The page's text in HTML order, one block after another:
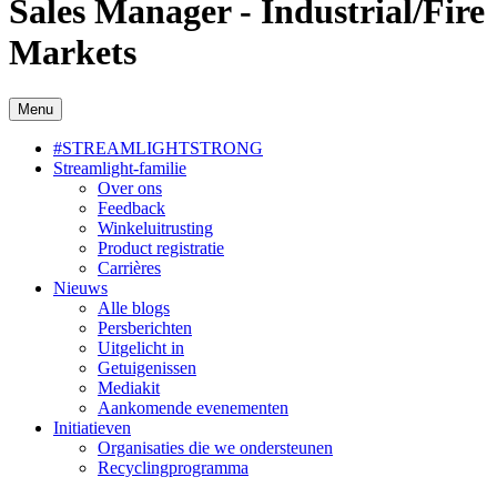
Sales Manager - Industrial/Fire
Markets
Menu
#STREAMLIGHTSTRONG
Streamlight-familie
Over ons
Feedback
Winkeluitrusting
Product registratie
Carrières
Nieuws
Alle blogs
Persberichten
Uitgelicht in
Getuigenissen
Mediakit
Aankomende evenementen
Initiatieven
Organisaties die we ondersteunen
Recyclingprogramma